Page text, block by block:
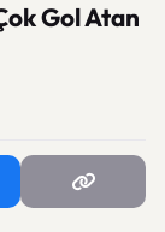
Gol Atan